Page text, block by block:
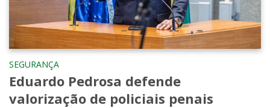
SEGURANÇA
Eduardo Pedrosa defende
valorização de policiais penais